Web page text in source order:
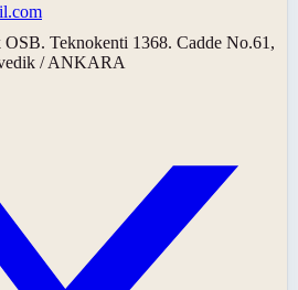
OSB. Teknokenti 1368. Cadde No.61,
/ ANKARA